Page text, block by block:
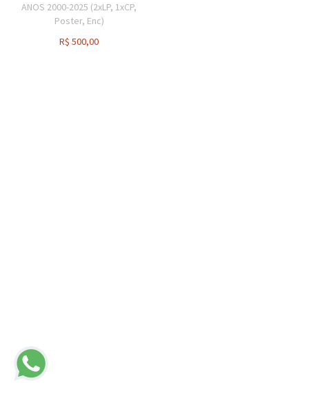
ANOS 2000-2025 (2xLP, 1xCP,
Poster, Enc)
R$ 500,00